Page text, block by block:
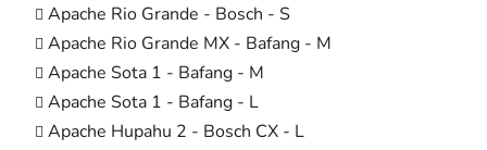
Apache Rio Grande - Bosch - S
Apache Rio Grande MX - Bafang - M
Apache Sota 1 - Bafang - M
Apache Sota 1 - Bafang - L
Apache Hupahu 2 - Bosch CX - L